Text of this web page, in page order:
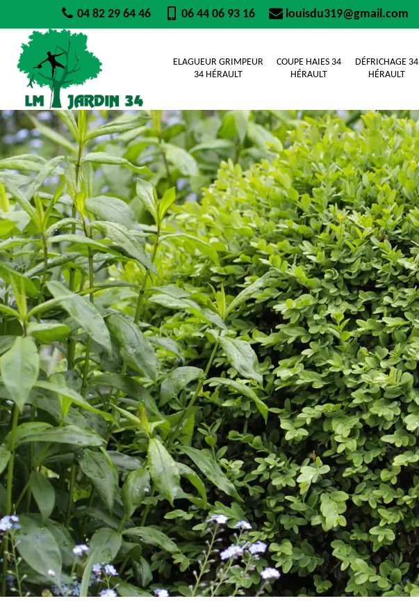
04 82 29 64 46 06 44 06 93 16 louisdu319@gmail.com
ELAGUEUR GRIMPEUR
34 HÉRAULT
COUPE HAIES 34
HÉRAULT
DÉFRICHAGE 34
HÉRAULT